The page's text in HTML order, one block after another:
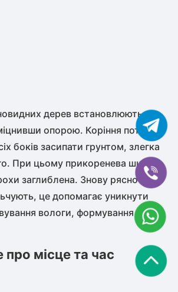
дерев встановлюють
опорою. Коріння потрібно
боків засипати грунтом, злегка
При цьому прикоренева шийка
заглиблена. Знову рясно
це допомагає уникнути
вологи, формування сухої
про місце та час